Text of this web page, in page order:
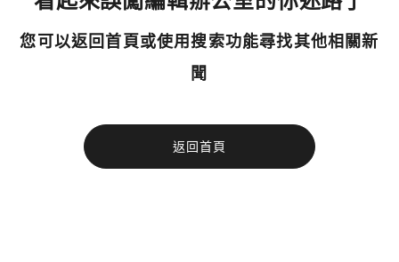
您可以返回首頁或使用搜索功能尋找其他相關新
聞
返回首頁
今日熱門
使用以下帳號繼續
您已閒置5分鐘，請點擊關閉按鈕或空白處，即可回到加密
今日熱門